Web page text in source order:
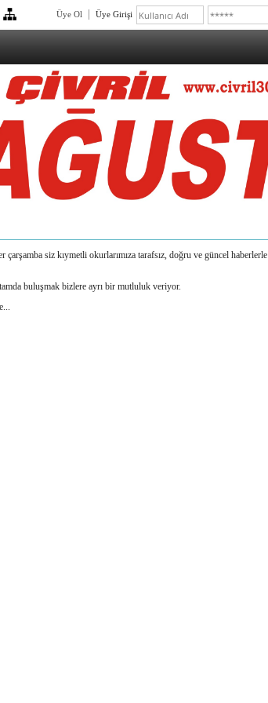
Üye Ol Üye Girişi
siz kıymetli okurlarımıza tarafsız, doğru ve güncel haberlerle
buluşmak bizlere ayrı bir mutluluk veriyor.